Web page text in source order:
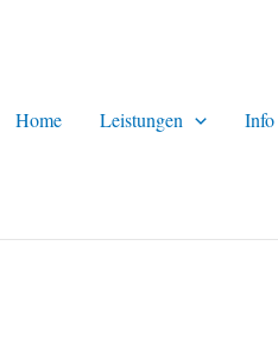
Home
Leistungen Info